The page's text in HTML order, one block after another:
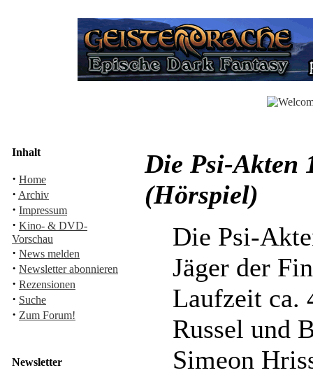
Inhalt
· Home
· Archiv
· Impressum
· Kino- & DVD-
Vorschau
· News melden
· Newsletter abonnieren
· Rezensionen
· Suche
· Zum Forum!
Newsletter
Die Psi-Akten
(Hörspiel)
Die Psi-
Jäger der
Laufzeit ca.
Russel und
Simeon